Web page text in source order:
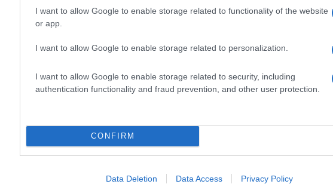
I want to allow Google to enable storage related to functionality of the website
or app.
I want to allow Google to enable storage related to personalization.
I want to allow Google to enable storage related to security, including
authentication functionality and fraud prevention, and other user protection.
CONFIRM
Data Deletion Data Access Privacy Policy
Roma, 1000
il Giubileo
Roma, Il bunker di Mussolini a
Video
2 anni fa
lago di
le ricerche
Stop alle botticelle a Roma, l’Oipa
plaude e rilancia: “Denunciare